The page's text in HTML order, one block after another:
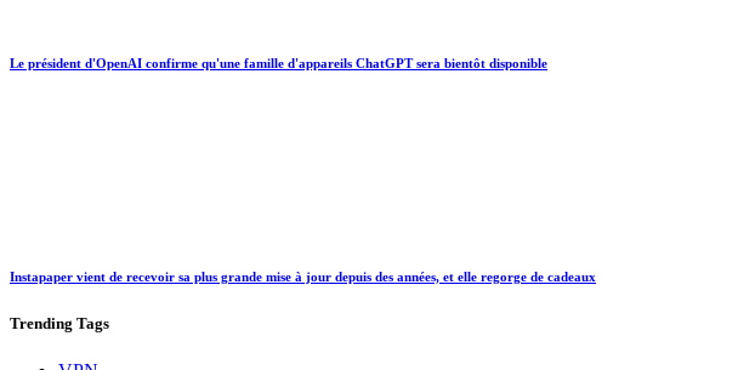
Le président d'OpenAI confirme qu'une famille d'appareils ChatGPT sera bientôt disponible
Instapaper vient de recevoir sa plus grande mise à jour depuis des années, et elle regorge de cadeaux
Trending Tags